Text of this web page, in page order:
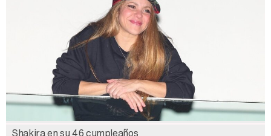
Shakira en su 46 cumpleaños